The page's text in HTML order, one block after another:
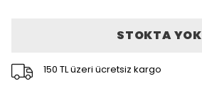
STOKTA YOK
150 TL üzeri ücretsiz kargo